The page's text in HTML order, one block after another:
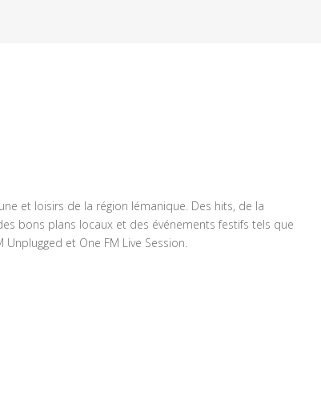
et loisirs de la région lémanique. Des hits, de la
bons plans locaux et des événements festifs tels que
Unplugged et One FM Live Session.